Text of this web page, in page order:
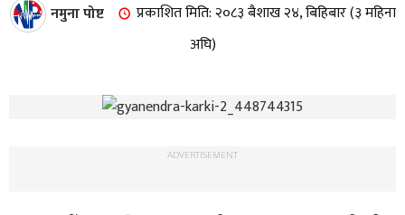
नमुना पोष्ट
प्रकाशित मिति: २०८३ बैशाख २४, बिहिबार (३ महिना
अघि)
ADVERTISEMENT